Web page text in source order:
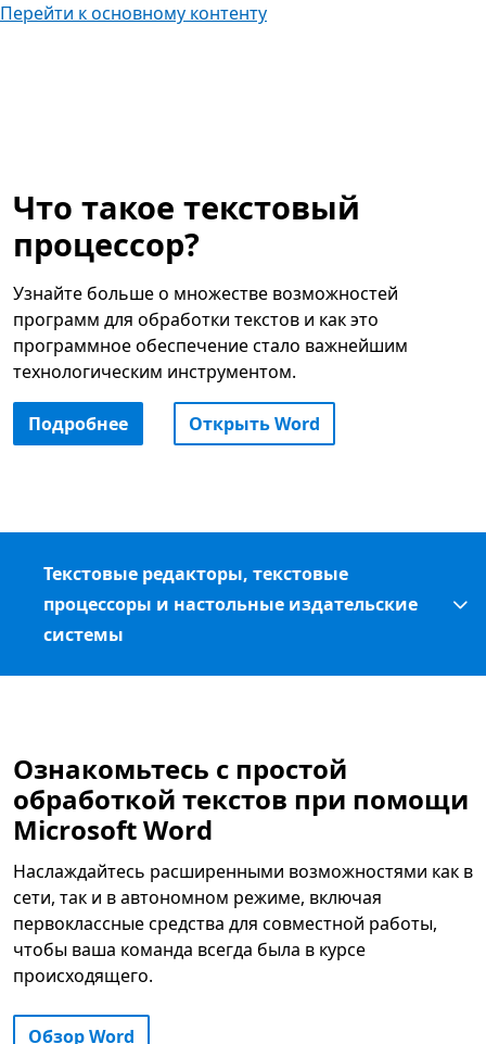
Перейти к основному контенту
Что такое текстовый
процессор?
Узнайте больше о множестве возможностей
программ для обработки текстов и как это
программное обеспечение стало важнейшим
технологическим инструментом.
Подробнее Открыть Word
Текстовые редакторы, текстовые
процессоры и настольные издательские
системы
Ознакомьтесь с простой
обработкой текстов при помощи
Microsoft Word
Наслаждайтесь расширенными возможностями как в
сети, так и в автономном режиме, включая
первоклассные средства для совместной работы,
чтобы ваша команда всегда была в курсе
происходящего.
Обзор Word